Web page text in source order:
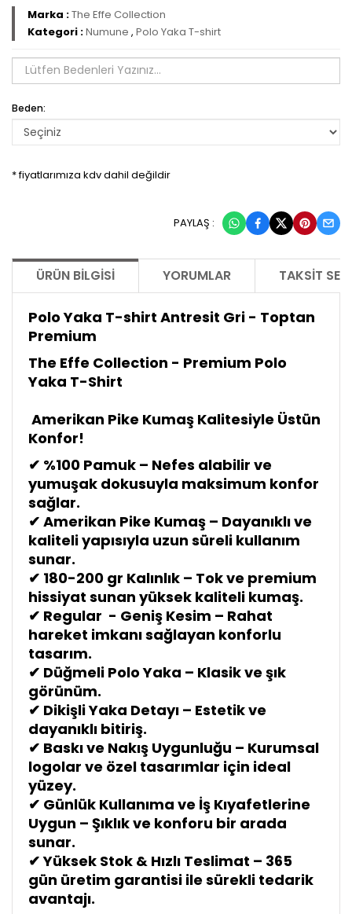
Marka :The Effe Collection
Kategori :Numune , Polo Yaka T-shirt
Beden:
* fiyatlarımıza kdv dahil değildir
PAYLAŞ :
ÜRÜN BILGISI YORUMLAR TAKSIT
Polo Yaka T-shirt Antresit Gri - Toptan
Premium
The Effe Collection - Premium Polo
Yaka T-Shirt
Amerikan Pike Kumaş Kalitesiyle Üstün
Konfor!
✔ %100 Pamuk – Nefes alabilir ve
yumuşak dokusuyla maksimum konfor
sağlar.
✔ Amerikan Pike Kumaş – Dayanıklı ve
kaliteli yapısıyla uzun süreli kullanım
sunar.
✔ 180-200 gr Kalınlık – Tok ve premium
hissiyat sunan yüksek kaliteli kumaş.
✔ Regular - Geniş Kesim – Rahat
hareket imkanı sağlayan konforlu
tasarım.
✔ Düğmeli Polo Yaka – Klasik ve şık
görünüm.
✔ Dikişli Yaka Detayı – Estetik ve
dayanıklı bitiriş.
✔ Baskı ve Nakış Uygunluğu – Kurumsal
logolar ve özel tasarımlar için ideal
yüzey.
✔ Günlük Kullanıma ve İş Kıyafetlerine
Uygun – Şıklık ve konforu bir arada
sunar.
✔ Yüksek Stok & Hızlı Teslimat – 365
gün üretim garantisi ile sürekli tedarik
avantajı.